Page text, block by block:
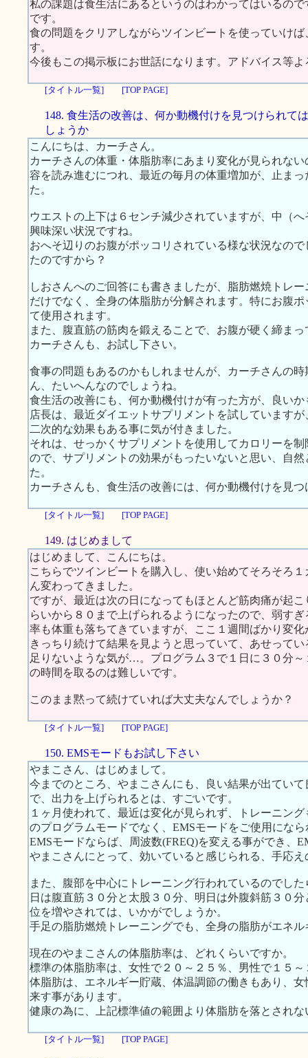
私の課題は食生活にあるというのはわかってはいるの
です。
食の問題をクリアしながらツインビートを使っていけ
す。
今後もこの掲示板にお世話になります。アドバイス等
[タイトル一覧] [TOP PAGE]
148. 食生活の改善は、何か動機付けを見つけられて
しょうか
こんにちは、カーチさん。
カーチさんの体重・体脂肪率にあまり変化が見られな
容を読み進むにつれ、最近の毎月の体重増加が、止ま
た。
ウエストの上下は６センチ減少されていますが、中（
興味深い状況ですね。
おへそ辺りのお腹がポッコリされている様な状況なの
たのですから？
しおさんへのご回答にも書きましたが、脂肪燃焼トレ
だけでなく、全身の体脂肪が分解されます。特にお腹
て使用されます。
また、腹直筋の筋肉を鍛えることで、お腹が硬く締まっ
カーチさんも、お試し下さい。
食事の問題もあるのかもしれませんが、カーチさんの
ん、たいへんなのでしょうね。
食生活の改善にも、何か動機付けが有った方が、良い
店長は、最近ダイエットサプリメントを試しています
二次的な効果もある事に気が付きました。
それは、せっかくサプリメントを使用してカロリーを
ので、サプリメントの効果がもったいないと思い、自
た。
カーチさんも、食生活の改善には、何か動機付けを見
[タイトル一覧] [TOP PAGE]
149. はじめまして
はじめまして、こんにちは。
こちらでツインビートを購入し、使い始めてそろそろ
ん変わってきました。
ですが、最近は次の日になってもほとんど筋肉痛が起
らいから８０まで上げられるようになったので、弱す
率も体重も落ちてきていますが、ここ１週間ばかり変
きっちり続けて結果を見ようと思っていて、あせって
足りないような気が…。プログラム３で１日に３０分
の時間を取るのは難しいです。
このまま黙って続けていれば大丈夫なんでしょうか？
[タイトル一覧] [TOP PAGE]
150. EMSモードもお試し下さい
やまこさん、はじめまして。
今までのところ、やまこさんにも、良い結果が出てい
で、出力を上げられるとは、すごいです。
１ヶ月使われて、最近は変化が見られず、トレーニン
のプログラムモードでなく、EMSモードをご使用にな
EMSモードならば、周波数(FREQ)を変える事ができ、
やまこさんにとって、効いていると感じられる、手応
また、腹部を中心にトレーニング行われているのでし
日は腹直筋３０分と太股３０分、明日は外腹斜筋３０
位を増やされては、いかがでしょうか。
手足の脂肪燃焼トレーニングでも、全身の脂肪がエネ
現在のやまこさんの体脂肪率は、どれくらいですか。
標準の体脂肪率は、女性で２０～２５％、男性で１５～
体脂肪は、エネルギー貯蔵、体温調節の働きもあり、
来す事があります。
健康の為に、上記標準値の範囲より体脂肪を落とされ
[タイトル一覧] [TOP PAGE]